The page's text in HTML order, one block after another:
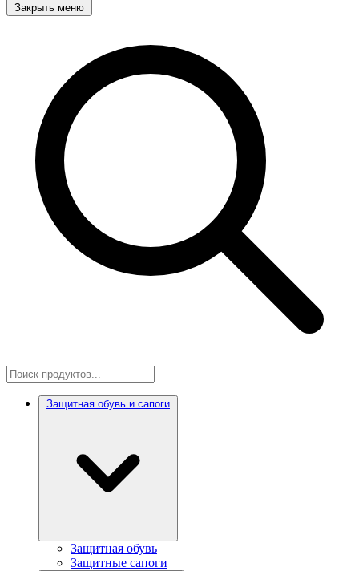
Закрыть меню
Защитная обувь и сапоги
Защитная обувь
Защитные сапоги